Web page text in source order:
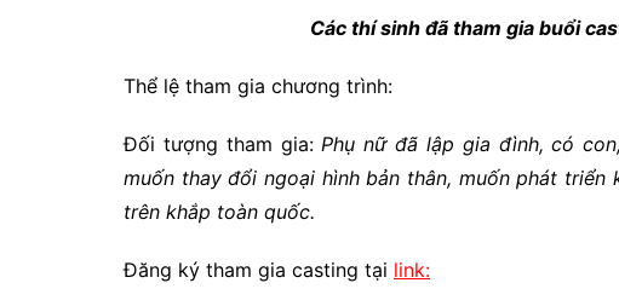
Các thí sinh đã tham gia buổi
Thể lệ tham gia chương trình:
Đối tượng tham gia:Phụ nữ đã lập gia đình, có
muốn thay đổi ngoại hình bản thân, muốn phát
trên khắp toàn quốc.
Đăng ký tham gia casting tại link: